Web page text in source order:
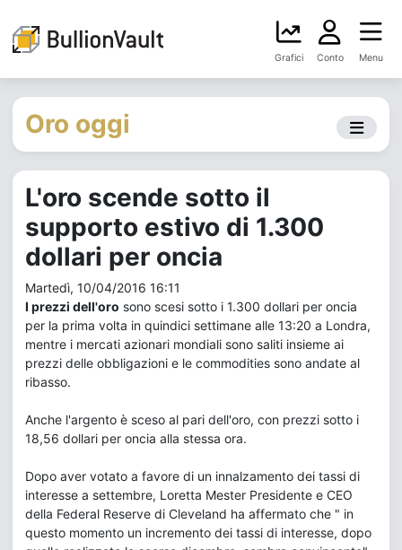
Grafici Conto Menu
Oro oggi
L'oro scende sotto il
supporto estivo di 1.300
dollari per oncia
Martedì, 10/04/2016 16:11
I prezzi dell'oro sono scesi sotto i 1.300 dollari per oncia
per la prima volta in quindici settimane alle 13:20 a Londra,
mentre i mercati azionari mondiali sono saliti insieme ai
prezzi delle obbligazioni e le commodities sono andate al
ribasso.
Anche l'argento è sceso al pari dell'oro, con prezzi sotto i
18,56 dollari per oncia alla stessa ora.
Dopo aver votato a favore di un innalzamento dei tassi di
interesse a settembre, Loretta Mester Presidente e CEO
della Federal Reserve di Cleveland ha affermato che " in
questo momento un incremento dei tassi di interesse, dopo